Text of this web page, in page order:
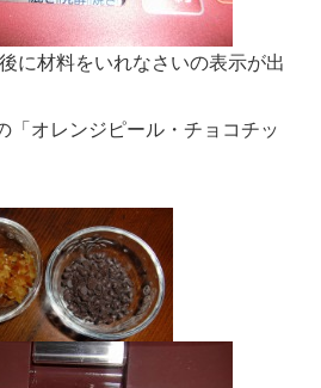
に材料をいれなさいの表示が出
「オレンジピール・チョコチッ